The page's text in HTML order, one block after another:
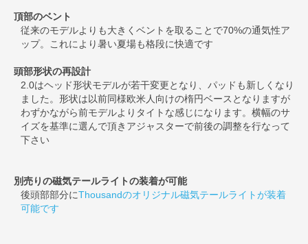
頂部のベント
従来のモデルよりも大きくベントを取ることで70%の通気性ア
ップ。これにより暑い夏場も格段に快適です
頭部形状の再設計
2.0はヘッド形状モデルが若干変更となり、パッドも新しくなり
ました。形状は以前同様欧米人向けの楕円ベースとなりますが
わずかながら前モデルよりタイトな感じになります。横幅のサ
イズを基準に選んで頂きアジャスターで前後の調整を行なって
下さい
別売りの磁気テールライトの装着が可能
後頭部部分にThousandのオリジナル磁気テールライトが装着
可能です